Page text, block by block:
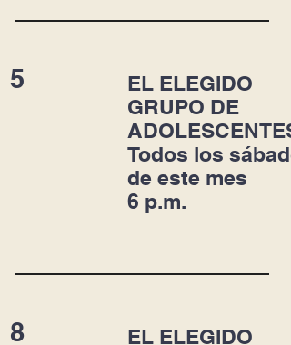
5
EL ELEGIDO
GRUPO DE
ADOLESCENTES
Todos los
de este mes
6 p.m.
8
EL ELEGIDO